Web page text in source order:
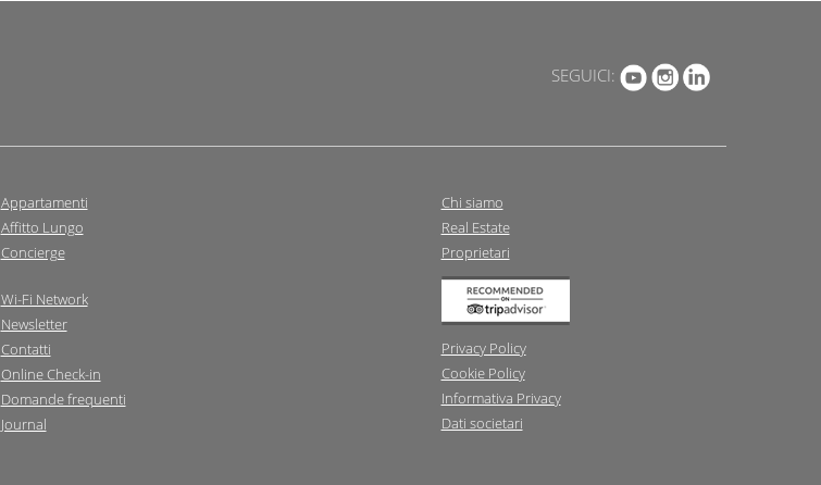
SEGUICI:
Appartamenti
Affitto Lungo
Concierge
Wi-Fi Network
Newsletter
Contatti
Online Check-in
Domande frequenti
Journal
Chi siamo
Real Estate
Proprietari
Privacy Policy
Cookie Policy
Informativa Privacy
Dati societari